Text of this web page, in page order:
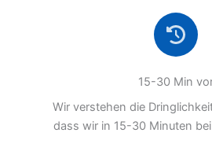
15-30 Min
Wir verstehen die
dass wir in 15-30 Minuten